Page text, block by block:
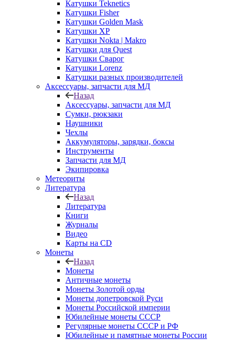
Катушки Teknetics
Катушки Fisher
Катушки Golden Mask
Катушки XP
Катушки Nokta | Makro
Катушки для Quest
Катушки Сварог
Катушки Lorenz
Катушки разных производителей
Аксессуары, запчасти для МД
Назад
Аксессуары, запчасти для МД
Сумки, рюкзаки
Наушники
Чехлы
Аккумуляторы, зарядки, боксы
Инструменты
Запчасти для МД
Экипировка
Метеориты
Литература
Назад
Литература
Книги
Журналы
Видео
Карты на CD
Монеты
Назад
Монеты
Античные монеты
Монеты Золотой орды
Монеты допетровской Руси
Монеты Российской империи
Юбилейные монеты СССР
Регулярные монеты СССР и РФ
Юбилейные и памятные монеты России